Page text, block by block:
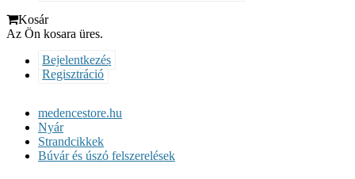
Kosár
Az Ön kosara üres.
Bejelentkezés
Regisztráció
medencestore.hu
Nyár
Strandcikkek
Búvár és úszó felszerelések